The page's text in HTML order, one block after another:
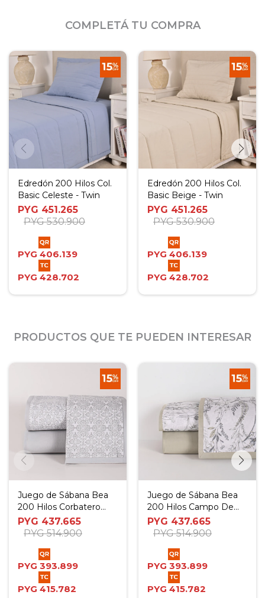
COMPLETÁ TU COMPRA
Edredón 200 Hilos Col.
Basic Celeste - Twin
PYG 451.265
PYG 530.900
PYG 406.139
PYG 428.702
Edredón 200 Hilos Col.
Basic Beige - Twin
PYG 451.265
PYG 530.900
PYG 406.139
PYG 428.702
PRODUCTOS QUE TE PUEDEN INTERESAR
Juego de Sábana Bea
200 Hilos Corbatero
Gris - Twin
PYG 437.665
PYG 514.900
PYG 393.899
PYG 415.782
Juego de Sábana Bea
200 Hilos Campo De
Flores Verde - Twin
PYG 437.665
PYG 514.900
PYG 393.899
PYG 415.782